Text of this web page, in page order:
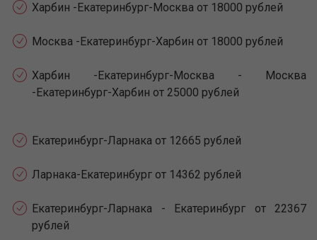
Харбин -Екатеринбург-Москва от 18000 рублей
Москва -Екатеринбург-Харбин от 18000 рублей
Харбин -Екатеринбург-Москва - Москва
-Екатеринбург-Харбин от 25000 рублей
Екатеринбург-Ларнака от 12665 рублей
Ларнака-Екатеринбург от 14362 рублей
Екатеринбург-Ларнака - Екатеринбург от 22367
рублей